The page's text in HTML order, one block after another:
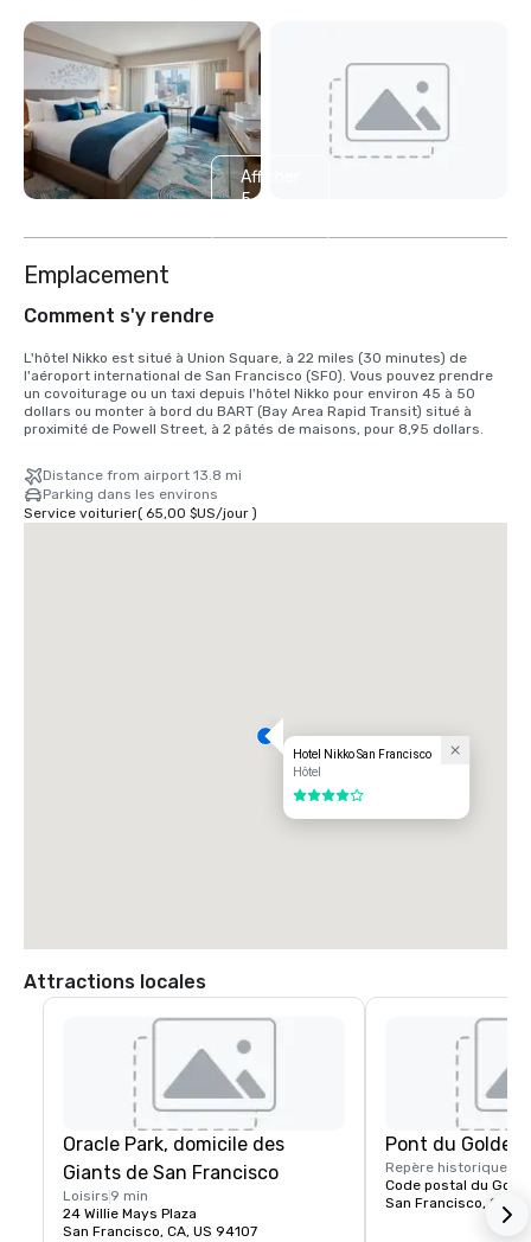
Afficher
5
Emplacement
Comment s'y rendre
L'hôtel Nikko est situé à Union Square, à 22 miles (30 minutes) de
l'aéroport international de San Francisco (SFO). Vous pouvez prendre
un covoiturage ou un taxi depuis l'hôtel Nikko pour environ 45 à 50
dollars ou monter à bord du BART (Bay Area Rapid Transit) situé à
proximité de Powell Street, à 2 pâtés de maisons, pour 8,95 dollars.
Distance from airport 13.8 mi
Parking dans les environs
Service voiturier( 65,00 $US/jour)
Hotel Nikko San Francisco
Hôtel
4 sur 5
Attractions locales
Oracle Park, domicile des
Giants de San Francisco
Loisirs 9 min
24 Willie Mays Plaza
San Francisco, CA, US 94107
Pont du Golden
Repère historique
Code postal du
San Francisco, CA,